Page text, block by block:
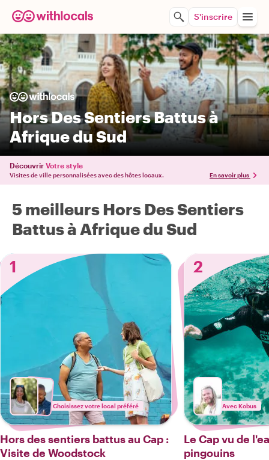
S'inscrire
Hors Des Sentiers Battus à
Afrique du Sud
Découvrir Votre style
Visites de ville personnalisées avec des hôtes locaux. En savoir plus
5 meilleurs Hors Des Sentiers
Battus à Afrique du Sud
1
Choisissez votre local préféré
Hors des sentiers battus au Cap :
Visite de Woodstock
2
Avec Kobus
Le Cap vu de
pingouins